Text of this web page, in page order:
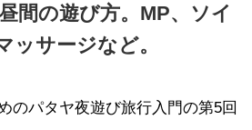
間の遊び方。MP、ソイ
ッサージなど。
のパタヤ夜遊び旅行入門の第5回